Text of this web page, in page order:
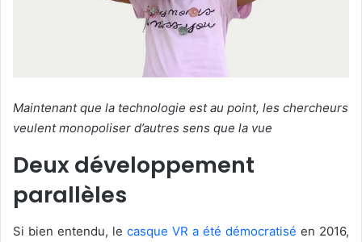
Maintenant que la technologie est au point, les chercheurs
veulent monopoliser d’autres sens que la vue
Deux développement
parallèles
Si bien entendu, le casque VR a été démocratisé en 2016,